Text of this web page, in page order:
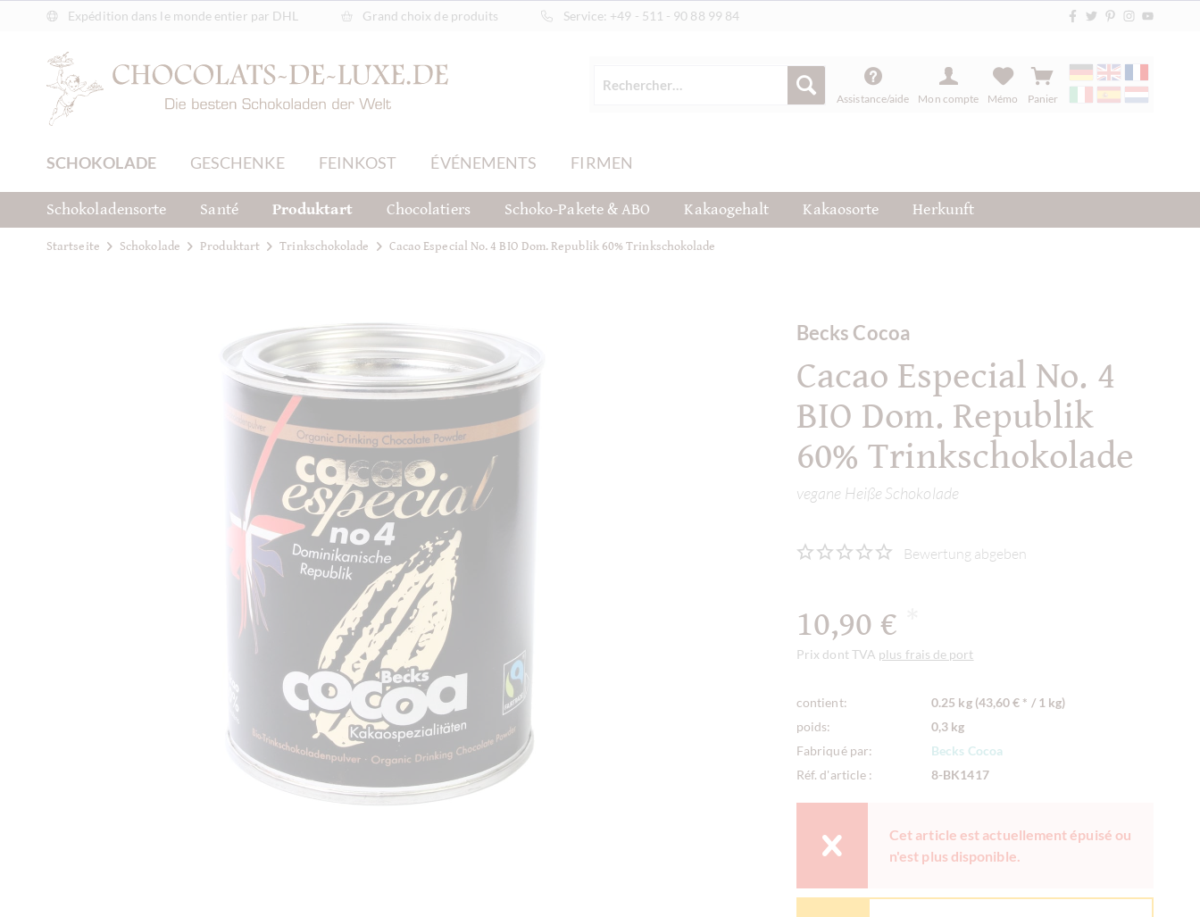
Expédition dans le monde entier par DHL Grand choix de produits Service: +49 - 511 - 90 88 99 84
Assistance/aide Mon compte Mémo Panier
SCHOKOLADE GESCHENKE FEINKOST ÉVÉNEMENTS FIRMEN
Schokoladensorte Santé Produktart Chocolatiers Schoko-Pakete & ABO Kakaogehalt Kakaosorte Herkunft
Startseite Schokolade Produktart Trinkschokolade Cacao Especial No. 4 BIO Dom. Republik 60% Trinkschokolade
Becks Cocoa
Cacao Especial No. 4
BIO Dom. Republik
60% Trinkschokolade
vegane Heiße Schokolade
Bewertung abgeben
10,90 €
Prix dont TVA plus frais de port
contient:
0.25 kg (43,60 € * / 1 kg)
poids:
0,3 kg
Fabriqué par:
Becks Cocoa
Réf. d'article :
8-BK1417
Cet article est actuellement épuisé ou
n'est plus disponible.